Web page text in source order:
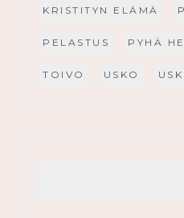
KRISTITYN ELÄMÄ
PELASTUS PYHÄ
TOIVO USKO